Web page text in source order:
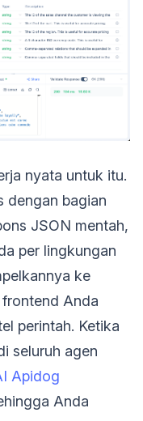
nyata untuk itu.
dengan bagian
JSON mentah,
per lingkungan
ke
Anda
perintah. Ketika
seluruh agen
Apidog
Anda